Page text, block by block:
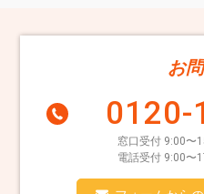
お
0120-
窓口受付 9:00〜
電話受付 9:00〜